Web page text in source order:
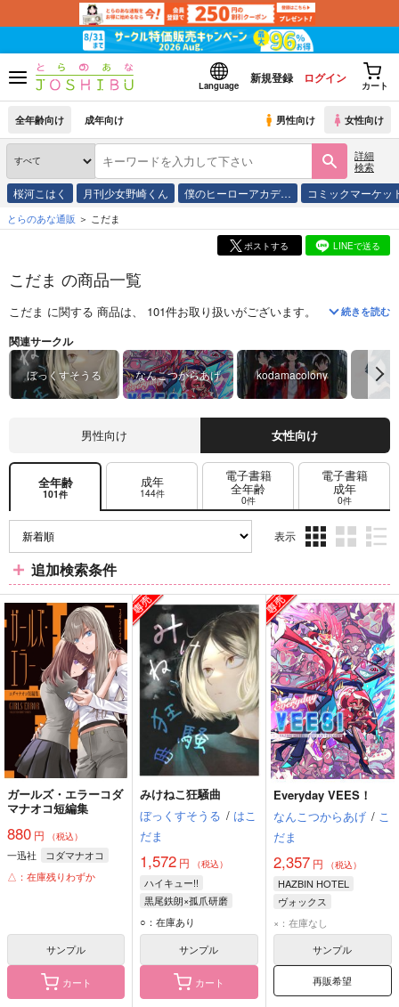
Language
新規登録 ログイン
カート
全年齢向け 成年向け 男性向け 女性向け
詳細
検索
桜河こはく 月刊少女野崎くん 僕のヒーローアカデ… コミックマーケ
とらのあな通販 こだま
ポストする LINEで送る
こだま の商品一覧
こだま に関する 商品は、 101件お取り扱いがございます。 「ガールズ・
続きを読む
関連サークル
ぼっくすそうる なんこつからあげ kodamacolony
男性向け 女性向け
全年齢
101件
成年
144件
電子書籍
全年齢
0件
電子書籍
成年
0件
表示
ム
表
示
ム
表
示
ム
表
示
追加検索条件
ガールズ・エラーコダ
マナオコ短編集
880 円 （税込）
一迅社
コダマナオコ
△：在庫残りわずか
サンプル
カート
みけねこ狂騒曲
ぼっくすそうる / はこ
だま
1,572 円 （税込）
ハイキュー!!
黒尾鉄朗×孤爪研磨
黒尾鉄朗
○：在庫あり
サンプル
カート
Everyday VEES！
なんこつからあげ / こ
だま
2,357円 （税込）
HAZBIN HOTEL
ヴォックス
ヴァレンティノ
ヴェルベット
×：在庫なし
サンプル
再販希望